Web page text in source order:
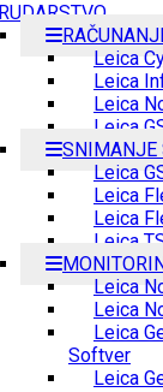
RUDARSTVO
Leica
Leica
Leica
Leica
SNIMANJE
Leica
Leica
Leica
Leica
Leica
Leica
Leica
Softver
Leica